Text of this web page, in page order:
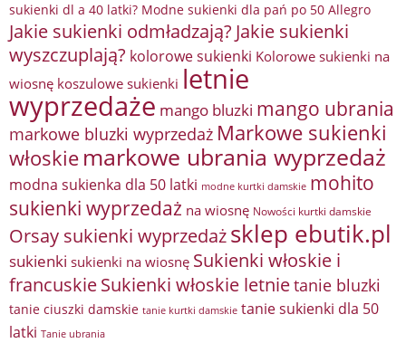
sukienki dl a 40 latki? Modne sukienki dla pań po 50 Allegro
Jakie sukienki odmładzają? Jakie sukienki
wyszczuplają? kolorowe sukienki Kolorowe sukienki na
wiosnę koszulowe sukienki letnie
wyprzedaże mango bluzki mango ubrania
markowe bluzki wyprzedaż Markowe sukienki
włoskie markowe ubrania wyprzedaż
modna sukienka dla 50 latki modne kurtki damskie mohito
sukienki wyprzedaż na wiosnę Nowości kurtki damskie
Orsay sukienki wyprzedażsklep ebutik.pl
sukienki sukienki na wiosnę Sukienki włoskie i
francuskieSukienki włoskie letnietanie bluzki
tanie ciuszki damskie tanie kurtki damskie tanie sukienki dla 50
latki Tanie ubrania